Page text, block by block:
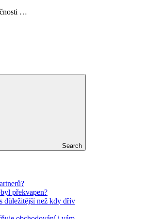
…
Search
překvapen?
důležitější než kdy dřív